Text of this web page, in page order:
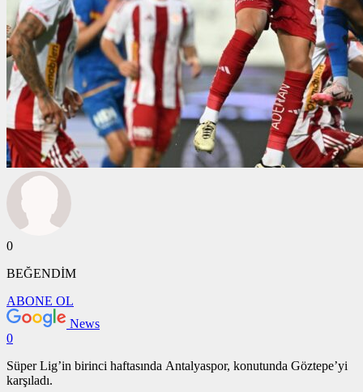
0
BEĞENDİM
ABONE OL
News
0
Süper Lig’in birinci haftasında Antalyaspor, konutunda Göztepe’yi
karşıladı.